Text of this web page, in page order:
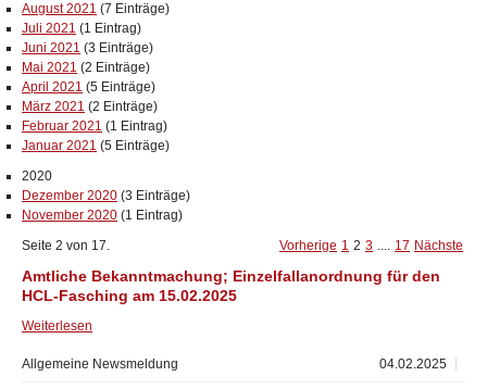
August 2021 (7 Einträge)
Juli 2021 (1 Eintrag)
Juni 2021 (3 Einträge)
Mai 2021 (2 Einträge)
April 2021 (5 Einträge)
März 2021 (2 Einträge)
Februar 2021 (1 Eintrag)
Januar 2021 (5 Einträge)
2020
Dezember 2020 (3 Einträge)
November 2020 (1 Eintrag)
Seite 2 von 17.
Vorherige 1 2 3 .... 17 Nächste
Amtliche Bekanntmachung; Einzelfallanordnung für den
HCL-Fasching am 15.02.2025
Weiterlesen
04.02.2025
Allgemeine Newsmeldung